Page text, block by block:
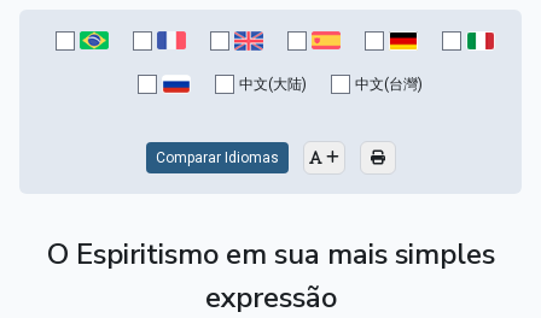
中文(大陆) 中文(台灣)
Comparar Idiomas
O Espiritismo em sua mais simples
expressão